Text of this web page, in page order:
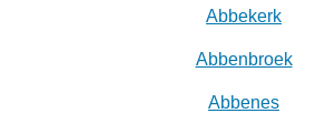
Abbekerk
Abbenbroek
Abbenes